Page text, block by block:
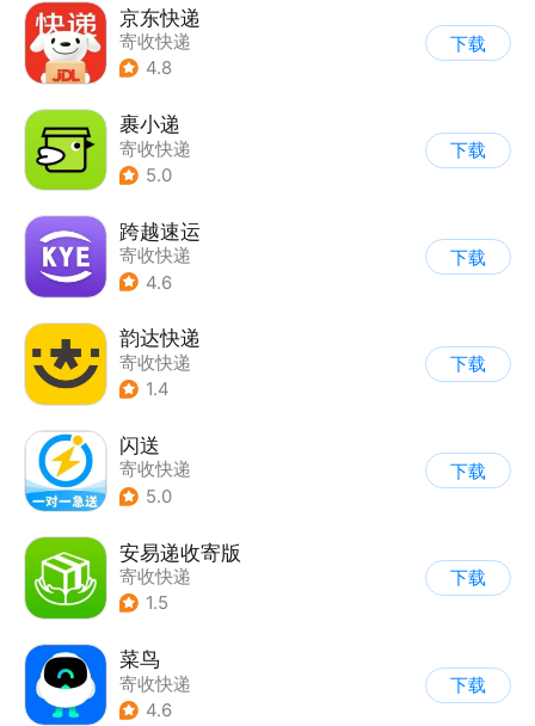
京东快递
寄收快递
4.8
下载
裹小递
寄收快递
5.0
下载
跨越速运
寄收快递
4.6
下载
韵达快递
寄收快递
1.4
下载
闪送
寄收快递
5.0
下载
安易递收寄版
寄收快递
1.5
下载
菜鸟
寄收快递
4.6
下载